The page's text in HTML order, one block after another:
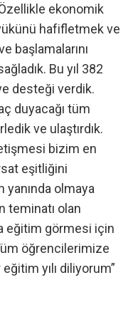
ekonomik
hafifletmek ve
başlamalarını
Bu yıl 382
desteği verdik.
duyacağı tüm
ve ulaştırdık.
bizim en
eşitliğini
yanında olmaya
teminatı olan
eğitim görmesi için
öğrencilerimize
yılı diliyorum”